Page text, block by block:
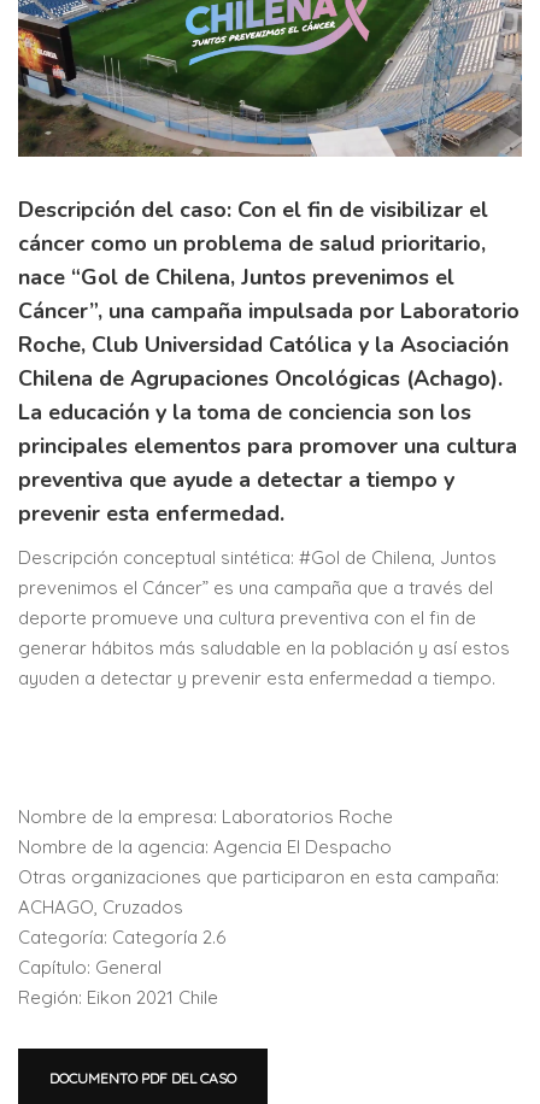
Descripción del caso: Con el fin de visibilizar el
cáncer como un problema de salud prioritario,
nace “Gol de Chilena, Juntos prevenimos el
Cáncer”, una campaña impulsada por Laboratorio
Roche, Club Universidad Católica y la Asociación
Chilena de Agrupaciones Oncológicas (Achago).
La educación y la toma de conciencia son los
principales elementos para promover una cultura
preventiva que ayude a detectar a tiempo y
prevenir esta enfermedad.
Descripción conceptual sintética: #Gol de Chilena, Juntos
prevenimos el Cáncer” es una campaña que a través del
deporte promueve una cultura preventiva con el fin de
generar hábitos más saludable en la población y así estos
ayuden a detectar y prevenir esta enfermedad a tiempo.
Nombre de la empresa: Laboratorios Roche
Nombre de la agencia: Agencia El Despacho
Otras organizaciones que participaron en esta campaña:
ACHAGO, Cruzados
Categoría: Categoría 2.6
Capítulo: General
Región: Eikon 2021 Chile
DOCUMENTO PDF DEL CASO